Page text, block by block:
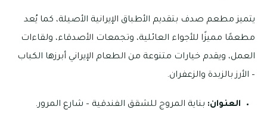
يتميز مطعم صدف بتقديم الأطباق الإيرانية الأصيلة، كما يُعد
مطعمًا مميزًا للأجواء العائلية، وتجمعات الأصدقاء، ولقاءات
العمل، ويقدم خيارات متنوعة من الطعام الإيراني أبرزها الكباب
– الأرز بالزبدة والزعفران.
العنوان: بناية المروج للشقق الفندقية – شارع المرور.